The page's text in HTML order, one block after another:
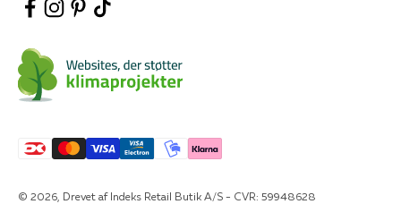
© 2026, Drevet af Indeks Retail Butik A/S - CVR: 59948628